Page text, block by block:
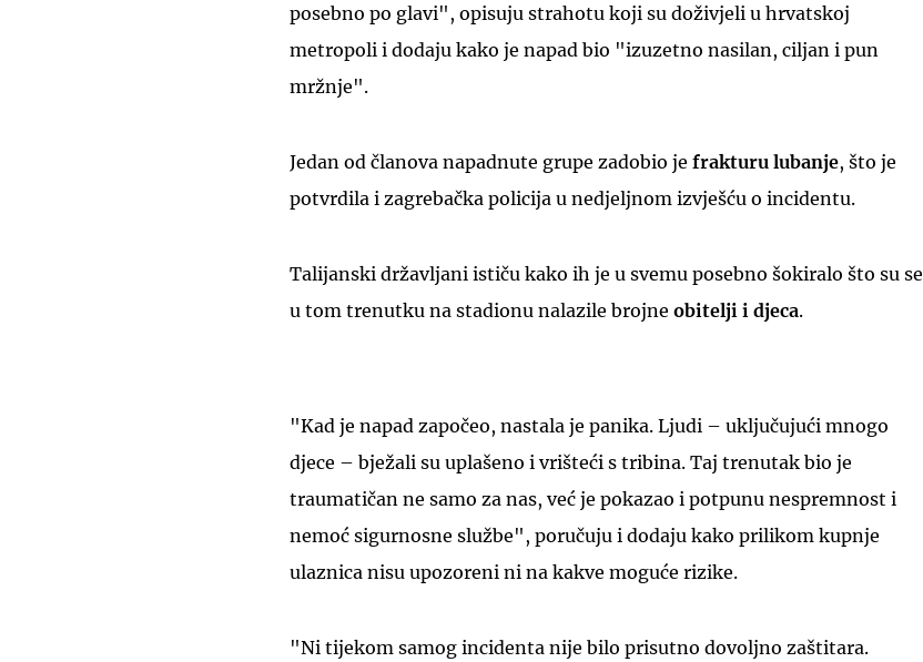
posebno po glavi", opisuju strahotu koji su doživjeli u hrvatskoj
metropoli i dodaju kako je napad bio "izuzetno nasilan, ciljan i pun
mržnje".
Jedan od članova napadnute grupe zadobio je frakturu lubanje, što je
potvrdila i zagrebačka policija u nedjeljnom izvješću o incidentu.
Talijanski državljani ističu kako ih je u svemu posebno šokiralo što su se
u tom trenutku na stadionu nalazile brojne obitelji i djeca.
"Kad je napad započeo, nastala je panika. Ljudi – uključujući mnogo
djece – bježali su uplašeno i vrišteći s tribina. Taj trenutak bio je
traumatičan ne samo za nas, već je pokazao i potpunu nespremnost i
nemoć sigurnosne službe", poručuju i dodaju kako prilikom kupnje
ulaznica nisu upozoreni ni na kakve moguće rizike.
"Ni tijekom samog incidenta nije bilo prisutno dovoljno zaštitara.
UKLJUČITE NOTIFIKACIJE